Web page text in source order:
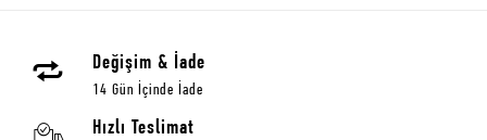
Değişim & İade
14 Gün İçinde İade
Hızlı Teslimat